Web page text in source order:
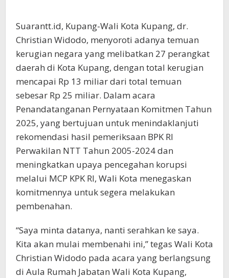
Suarantt.id, Kupang-Wali Kota Kupang, dr.
Christian Widodo, menyoroti adanya temuan
kerugian negara yang melibatkan 27 perangkat
daerah di Kota Kupang, dengan total kerugian
mencapai Rp 13 miliar dari total temuan
sebesar Rp 25 miliar. Dalam acara
Penandatanganan Pernyataan Komitmen Tahun
2025, yang bertujuan untuk menindaklanjuti
rekomendasi hasil pemeriksaan BPK RI
Perwakilan NTT Tahun 2005-2024 dan
meningkatkan upaya pencegahan korupsi
melalui MCP KPK RI, Wali Kota menegaskan
komitmennya untuk segera melakukan
pembenahan.
“Saya minta datanya, nanti serahkan ke saya.
Kita akan mulai membenahi ini,” tegas Wali Kota
Christian Widodo pada acara yang berlangsung
di Aula Rumah Jabatan Wali Kota Kupang,